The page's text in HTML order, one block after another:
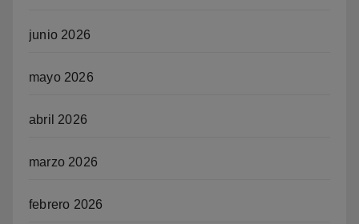
junio 2026
mayo 2026
abril 2026
marzo 2026
febrero 2026